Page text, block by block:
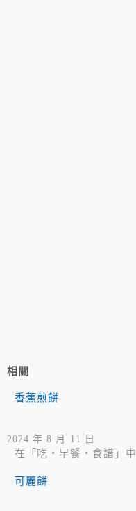
相關
香蕉煎餅
2024 年 8 月 11 日
在「吃‧早餐‧食譜」中
可麗餅